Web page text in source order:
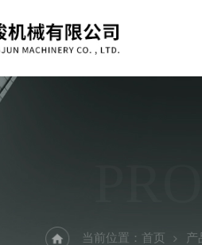
当前位置： 首页 产